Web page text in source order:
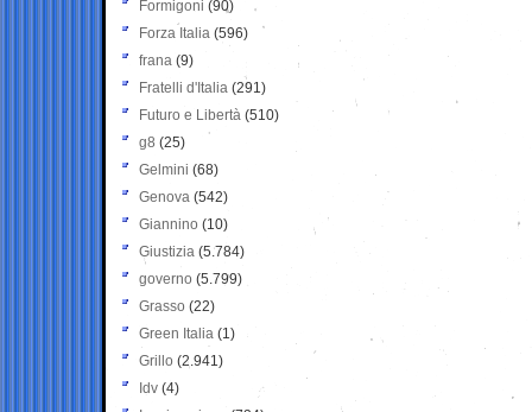
Formigoni (90)
Forza Italia (596)
frana (9)
Fratelli d'Italia (291)
Futuro e Libertà (510)
g8 (25)
Gelmini (68)
Genova (542)
Giannino (10)
Giustizia (5.784)
governo (5.799)
Grasso (22)
Green Italia (1)
Grillo (2.941)
Idv (4)